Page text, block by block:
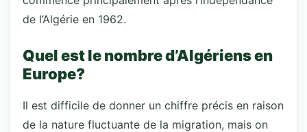
de l’Algérie en 1962.
Quel est le nombre d’Algériens en
Europe?
Il est difficile de donner un chiffre précis en raison
de la nature fluctuante de la migration, mais on